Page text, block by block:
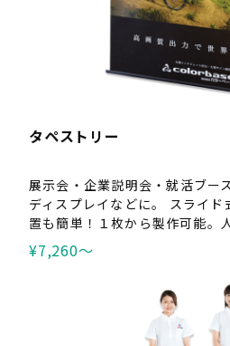
タペストリー
展示会・企業説明会・就活ブー
ディスプレイなどに。 スライ
置も簡単！１枚から製作可能。
ンのパーテーションフックもご
品は、「屋内用」です。 屋外用
¥7,260〜